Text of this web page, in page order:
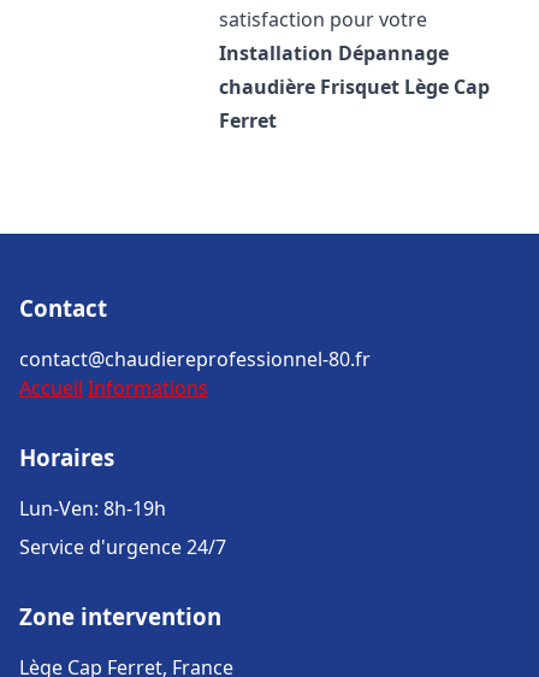
satisfaction pour votre
Installation Dépannage
chaudière Frisquet Lège Cap
Ferret
Contact
contact@chaudiereprofessionnel-80.fr
Accueil Informations
Horaires
Lun-Ven: 8h-19h
Service d'urgence 24/7
Zone intervention
Lège Cap Ferret, France